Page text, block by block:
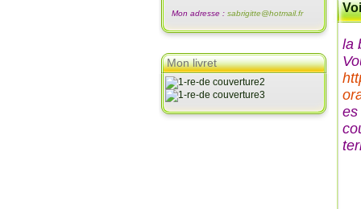
Mon adresse : sabrigitte@hotmail.fr
Mon livret
la
es